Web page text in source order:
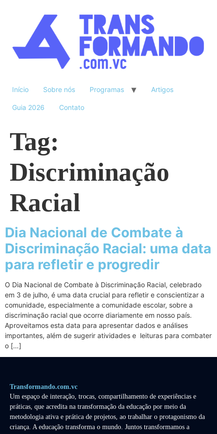
Início Sobre nós Programas Artigos
Guia 2026 Contato
Tag:
Discriminação
Racial
Dia Nacional de Combate à
Discriminação Racial: uma data
para refletir e progredir
O Dia Nacional de Combate à Discriminação Racial, celebrado
em 3 de julho, é uma data crucial para refletir e conscientizar a
comunidade, especialmente a comunidade escolar, sobre a
discriminação racial que ocorre diariamente em nosso país.
Aproveitamos esta data para apresentar dados e análises
importantes, além de sugerir atividades e leituras para combater
o […]
Transformando.com.vc
Um espaço de interação, trocas, compartilhamento de experiências e
práticas, que acredita na transformação da educação por meio da
metodologia ativa e prática de projetos, ao trabalhar o protagonismo da
criança. A educação transforma o mundo. Juntos transformamos a